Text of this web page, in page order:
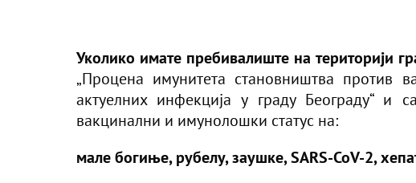
Уколико имате пребивалиште на територији
„Процена имунитета становништва против
актуелних инфекција у граду Београду“ и
вакцинални и имунолошки статус на:
мале богиње, рубелу, заушке, SARS-CoV-2,